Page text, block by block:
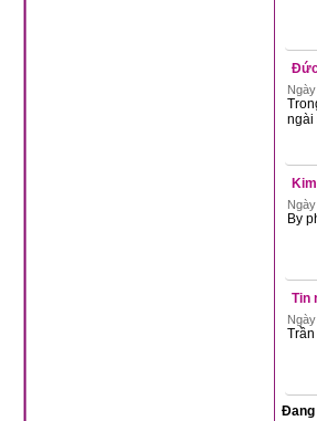
Đức
ngài
By
Tin
Trần
Đang